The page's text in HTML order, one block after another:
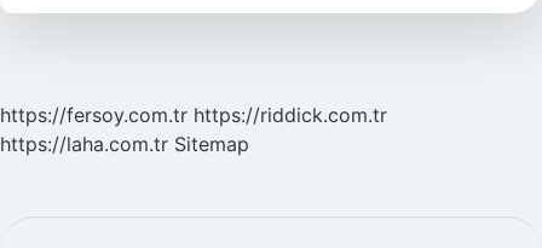
Cevap
https://fersoy.com.tr https://riddick.com.tr
https://laha.com.tr Sitemap